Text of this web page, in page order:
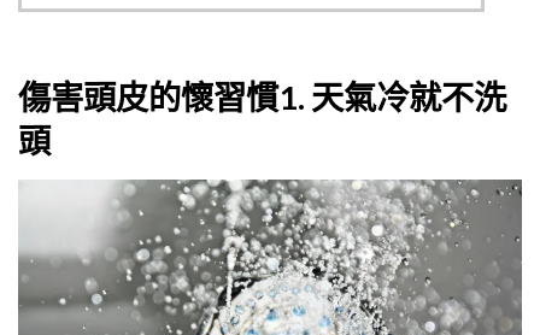
傷害頭皮的懷習慣1. 天氣冷就不洗
頭